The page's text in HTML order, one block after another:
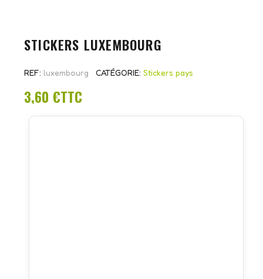
STICKERS LUXEMBOURG
REF luxembourg CATÉGORIE Stickers pays
3,60 €TTC